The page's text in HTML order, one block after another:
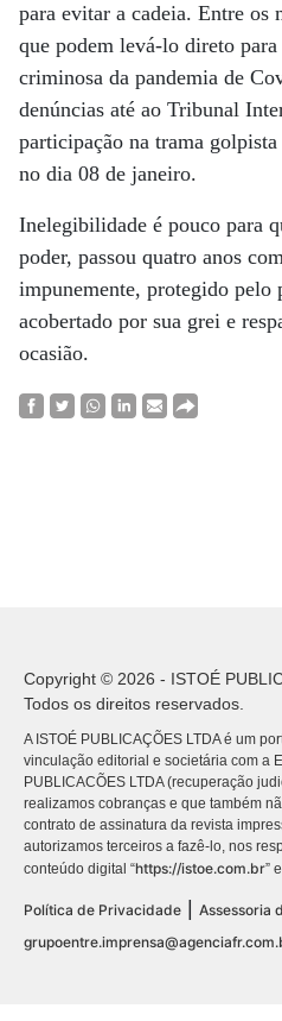
para evitar a cadeia. Entre os
que podem levá-lo direto para
criminosa da pandemia de
denúncias até ao Tribunal
participação na trama
no dia 08 de janeiro.
Inelegibilidade é pouco para
poder, passou quatro anos
impunemente, protegido pelo
acobertado por sua grei e
ocasião.
Copyright © 2026 - ISTOÉ
Todos os direitos reservados.
A ISTOÉ PUBLICAÇÕES LTDA é um
vinculação editorial e societária com a
PUBLICACÕES LTDA (recuperação
realizamos cobranças e que também
contrato de assinatura da revista
autorizamos terceiros a fazê-lo, nos
conteúdo digital “https://istoe.com.br”
Política de Privacidade
Assessoria